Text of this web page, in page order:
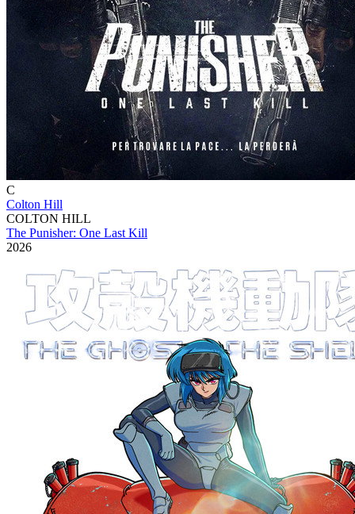
C
Colton Hill
COLTON HILL
The Punisher: One Last Kill
2026